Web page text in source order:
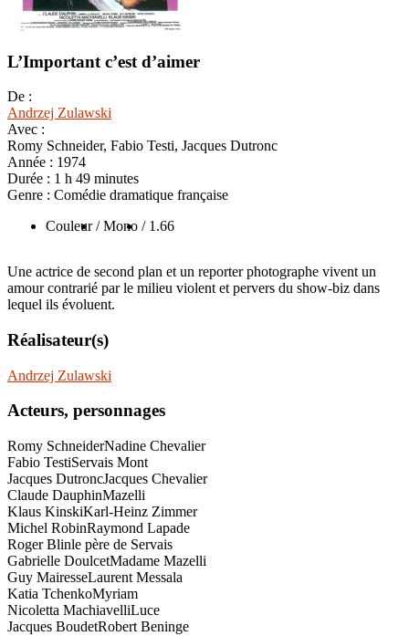
L’Important c’est d’aimer
De :
Andrzej Zulawski
Avec :
Romy Schneider, Fabio Testi, Jacques Dutronc
Année : 1974
Durée : 1 h 49 minutes
Genre : Comédie dramatique française
Couleur / Mono / 1.66
Une actrice de second plan et un reporter photographe vivent un
amour contrarié par le milieu violent et pervers du show-biz dans
lequel ils évoluent.
Réalisateur(s)
Andrzej Zulawski
Acteurs, personnages
Romy SchneiderNadine Chevalier
Fabio TestiServais Mont
Jacques DutroncJacques Chevalier
Claude DauphinMazelli
Klaus KinskiKarl-Heinz Zimmer
Michel RobinRaymond Lapade
Roger Blinle père de Servais
Gabrielle DoulcetMadame Mazelli
Guy MairesseLaurent Messala
Katia TchenkoMyriam
Nicoletta MachiavelliLuce
Jacques BoudetRobert Beninge